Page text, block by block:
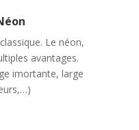
Le néon,
avantages.
imortante, large